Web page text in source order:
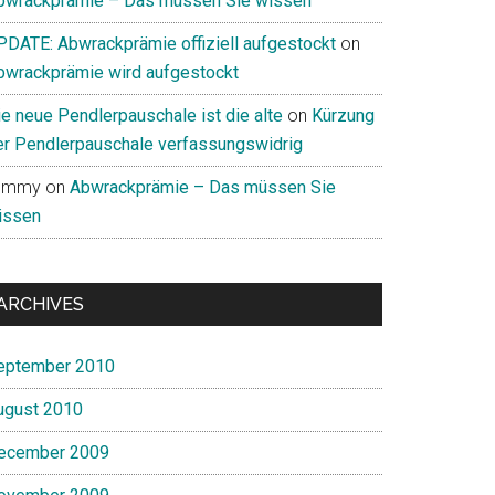
Abwrackprämie offiziell aufgestockt on
wird aufgestockt
neue Pendlerpauschale ist die alte on Kürzung
Pendlerpauschale verfassungswidrig
on Abwrackprämie – Das müssen Sie
2010
2010
2009